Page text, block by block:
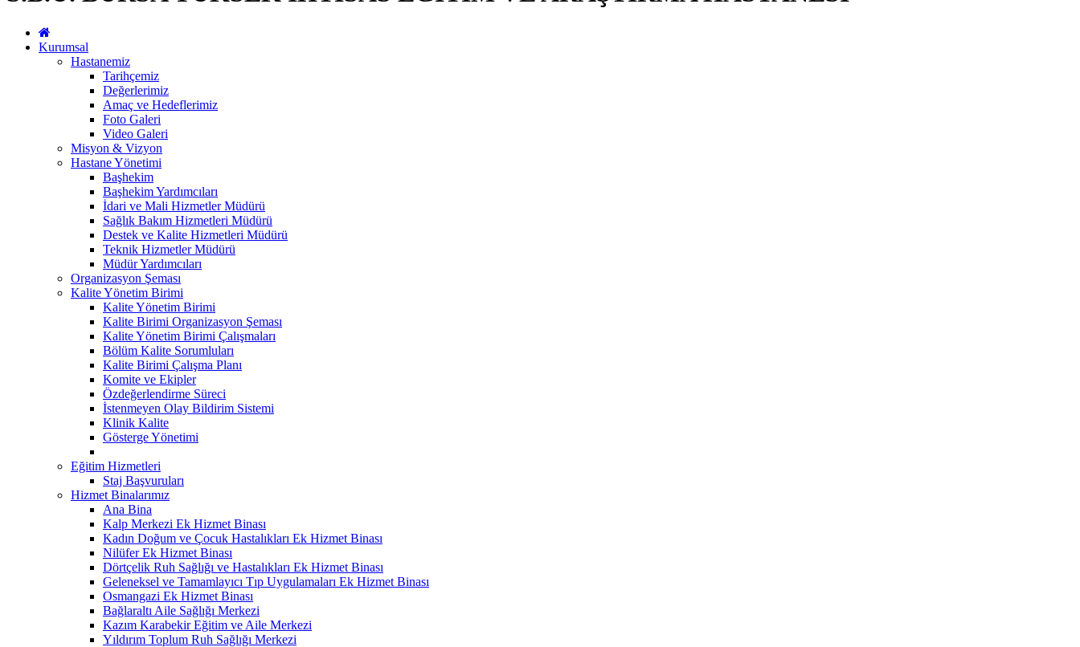
Kurumsal
Hastanemiz
Tarihçemiz
Değerlerimiz
Amaç ve Hedeflerimiz
Foto Galeri
Video Galeri
Misyon & Vizyon
Hastane Yönetimi
Başhekim
Başhekim Yardımcıları
İdari ve Mali Hizmetler Müdürü
Sağlık Bakım Hizmetleri Müdürü
Destek ve Kalite Hizmetleri Müdürü
Teknik Hizmetler Müdürü
Müdür Yardımcıları
Organizasyon Şeması
Kalite Yönetim Birimi
Kalite Yönetim Birimi
Kalite Birimi Organizasyon Şeması
Kalite Yönetim Birimi Çalışmaları
Bölüm Kalite Sorumluları
Kalite Birimi Çalışma Planı
Komite ve Ekipler
Özdeğerlendirme Süreci
İstenmeyen Olay Bildirim Sistemi
Klinik Kalite
Gösterge Yönetimi
Eğitim Hizmetleri
Staj Başvuruları
Hizmet Binalarımız
Ana Bina
Kalp Merkezi Ek Hizmet Binası
Kadın Doğum ve Çocuk Hastalıkları Ek Hizmet Binası
Nilüfer Ek Hizmet Binası
Dörtçelik Ruh Sağlığı ve Hastalıkları Ek Hizmet Binası
Geleneksel ve Tamamlayıcı Tıp Uygulamaları Ek Hizmet Binası
Osmangazi Ek Hizmet Binası
Bağlaraltı Aile Sağlığı Merkezi
Kazım Karabekir Eğitim ve Aile Merkezi
Yıldırım Toplum Ruh Sağlığı Merkezi